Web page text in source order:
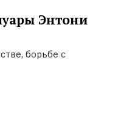
Энтони
борьбе с